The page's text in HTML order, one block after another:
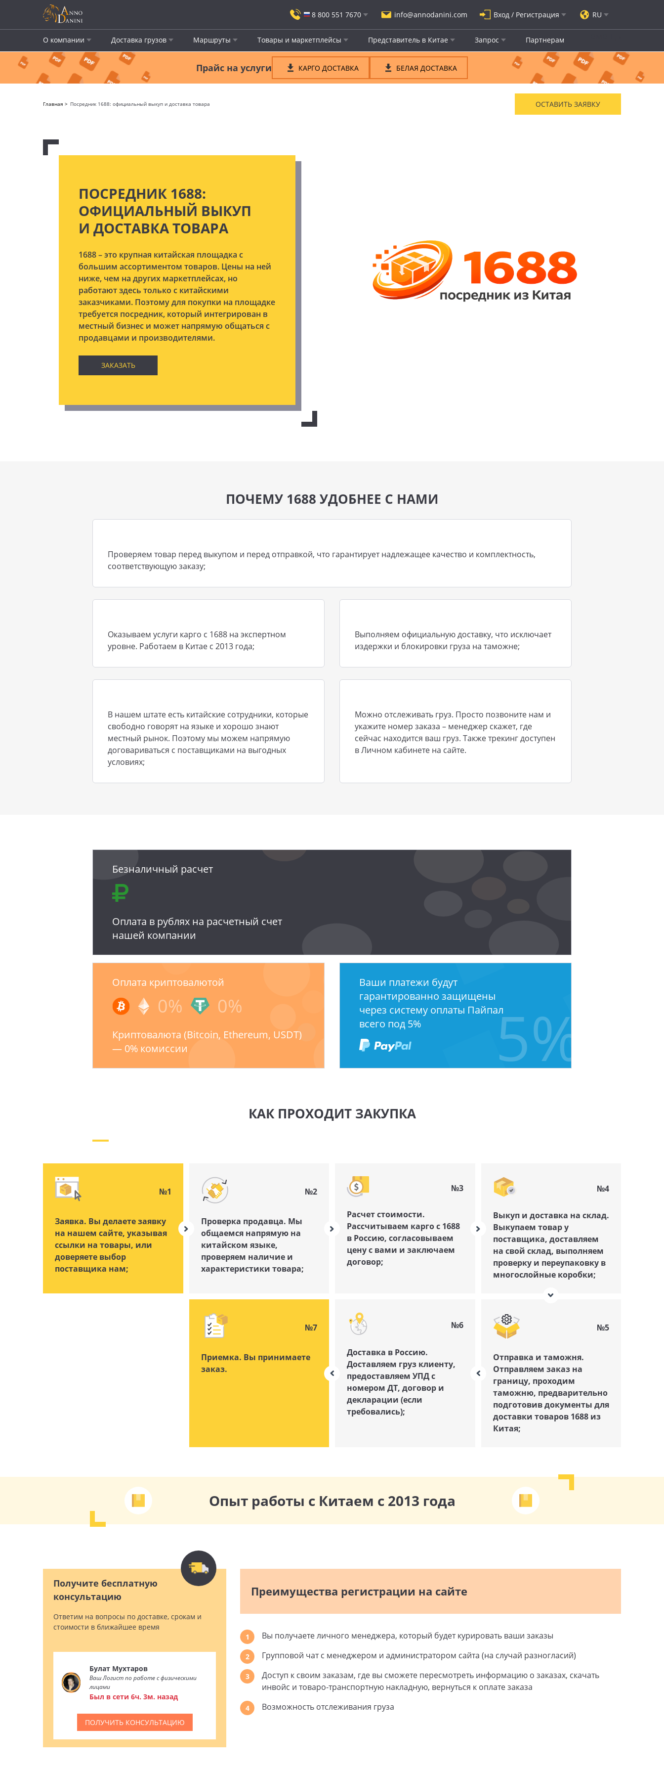
8 800 551 7670 info@annodanini.com Вход / Регистрация RU
О компании Доставка грузов Маршруты Товары и маркетплейсы Представитель в Китае Запрос Партнерам
Прайс на услуги КАРГО ДОСТАВКА БЕЛАЯ ДОСТАВКА
Главная Посредник 1688: официальный выкуп и доставка товара ОСТАВИТЬ ЗАЯВКУ
ПОСРЕДНИК 1688:
ОФИЦИАЛЬНЫЙ ВЫКУП
И ДОСТАВКА ТОВАРА
1688 – это крупная китайская площадка с
большим ассортиментом товаров. Цены на ней
ниже, чем на других маркетплейсах, но
работают здесь только с китайскими
заказчиками. Поэтому для покупки на площадке
требуется посредник, который интегрирован в
местный бизнес и может напрямую общаться с
продавцами и производителями.
ЗАКАЗАТЬ
ПОЧЕМУ 1688 УДОБНЕЕ С НАМИ
Проверяем товар перед выкупом и перед отправкой, что гарантирует надлежащее качество и комплектность,
соответствующую заказу;
Оказываем услуги карго с 1688 на экспертном
уровне. Работаем в Китае с 2013 года;
Выполняем официальную доставку, что исключает
издержки и блокировки груза на таможне;
В нашем штате есть китайские сотрудники, которые
свободно говорят на языке и хорошо знают
местный рынок. Поэтому мы можем напрямую
договариваться с поставщиками на выгодных
условиях;
Можно отслеживать груз. Просто позвоните нам и
укажите номер заказа – менеджер скажет, где
сейчас находится ваш груз. Также трекинг доступен
в Личном кабинете на сайте.
Безналичный расчет
Оплата в рублях на расчетный счет
нашей компании
Оплата криптовалютой
0% 0%
Криптовалюта (Bitcoin, Ethereum, USDT)
— 0% комиссии
Ваши платежи будут
гарантированно защищены
через систему оплаты Пайпал
всего под 5%
5%
КАК ПРОХОДИТ ЗАКУПКА
№1
Заявка. Вы делаете заявку
на нашем сайте, указывая
ссылки на товары, или
доверяете выбор
поставщика нам;
№2
Проверка продавца. Мы
общаемся напрямую на
китайском языке,
проверяем наличие и
характеристики товара;
№3
Расчет стоимости.
Рассчитываем карго с 1688
в Россию, согласовываем
цену с вами и заключаем
договор;
№4
Выкуп и доставка на склад.
Выкупаем товар у
поставщика, доставляем
на свой склад, выполняем
проверку и переупаковку в
многослойные коробки;
№5
Отправка и таможня.
Отправляем заказ на
границу, проходим
таможню, предварительно
подготовив документы для
доставки товаров 1688 из
Китая;
№6
Доставка в Россию.
Доставляем груз клиенту,
предоставляем УПД с
номером ДТ, договор и
декларации (если
требовались);
№7
Приемка. Вы принимаете
заказ.
Опыт работы с Китаем с 2013 года
Получите бесплатную
консультацию
Ответим на вопросы по доставке, срокам и
стоимости в ближайшее время
Булат Мухтаров
Ваш Логист по работе с физическими
лицами
Был в сети 6ч. 3м. назад
ПОЛУЧИТЬ КОНСУЛЬТАЦИЮ
Преимущества регистрации на сайте
1 Вы получаете личного менеджера, который будет курировать ваши заказы
2 Групповой чат с менеджером и администратором сайта (на случай разногласий)
3
Доступ к своим заказам, где вы сможете пересмотреть информацию о заказах, скачать
инвойс и товаро-транспортную накладную, вернуться к оплате заказа
4 Возможность отслеживания груза